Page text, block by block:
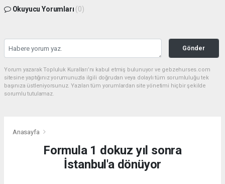
Okuyucu Yorumları (0)
Gönder
Yorum yazarak Topluluk Kuralları’nı kabul etmiş bulunuyor ve gebzehurses.com
sitesine yaptığınız yorumunuzla ilgili doğrudan veya dolaylı tüm sorumluluğu tek
başınıza üstleniyorsunuz. Yazılan tüm yorumlardan site yönetimi hiçbir şekilde
sorumlu tutulamaz.
Anasayfa
Formula 1 dokuz yıl sonra
İstanbul'a dönüyor